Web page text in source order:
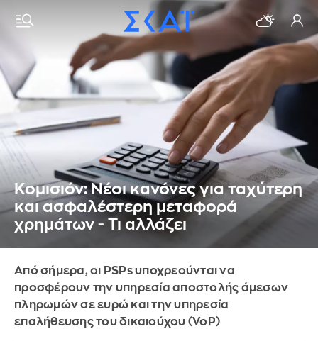
Κομισιόν: Νέοι κανόνες για ταχύτερη
και ασφαλέστερη μεταφορά
χρημάτων - Τι αλλάζει
Από σήμερα, οι PSPs υποχρεούνται να
προσφέρουν την υπηρεσία αποστολής άμεσων
πληρωμών σε ευρώ και την υπηρεσία
επαλήθευσης του δικαιούχου (VoP)